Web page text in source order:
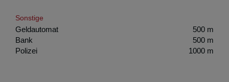
Sonstige
Geldautomat
500 m
Bank
500 m
Polizei
1000 m